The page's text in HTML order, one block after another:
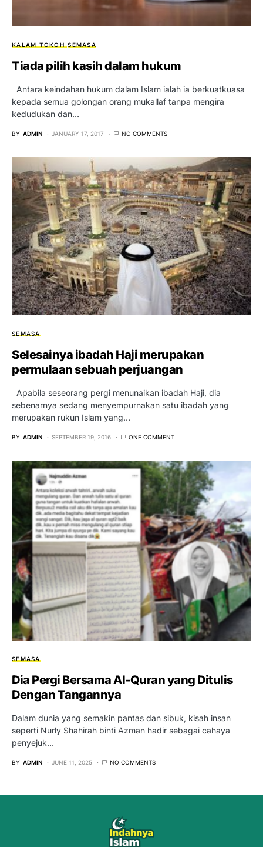
KALAM TOKOH SEMASA
Tiada pilih kasih dalam hukum
Antara keindahan hukum dalam Islam ialah ia berkuatkuasa
kepada semua golongan orang mukallaf tanpa mengira
kedudukan dan…
BY ADMIN JANUARY 17, 2017 NO COMMENTS
SEMASA
Selesainya ibadah Haji merupakan
permulaan sebuah perjuangan
Apabila seseorang pergi menunaikan ibadah Haji, dia
sebenarnya sedang menyempurnakan satu ibadah yang
merupakan rukun Islam yang…
BY ADMIN SEPTEMBER 19, 2016 ONE COMMENT
SEMASA
Dia Pergi Bersama Al-Quran yang Ditulis
Dengan Tangannya
Dalam dunia yang semakin pantas dan sibuk, kisah insan
seperti Nurly Shahirah binti Azman hadir sebagai cahaya
penyejuk…
BY ADMIN JUNE 11, 2025 NO COMMENTS